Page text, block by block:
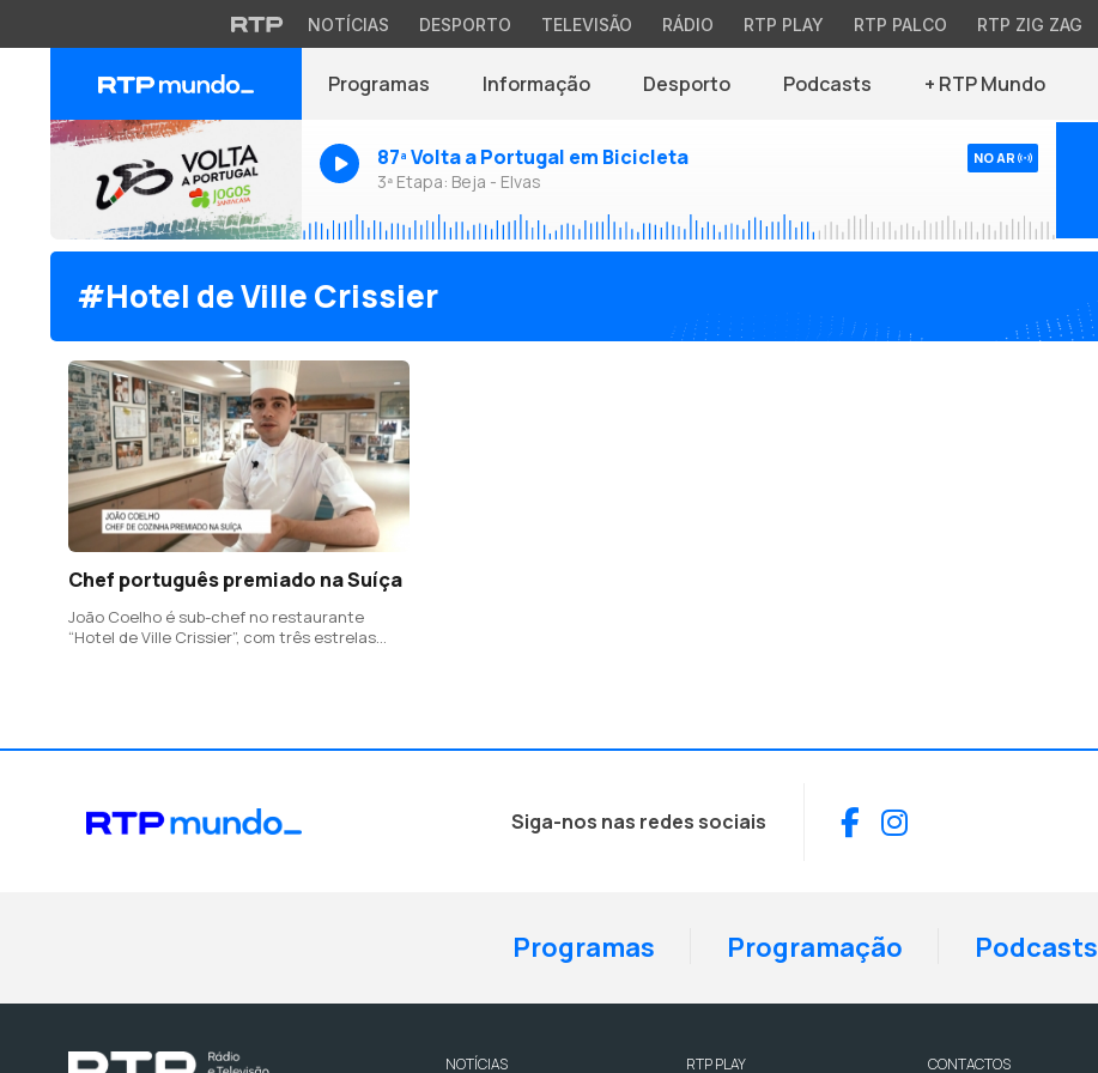
NOTÍCIAS DESPORTO TELEVISÃO RÁDIO RTP PLAY RTP PALCO RTP ZIG ZAG
Programas Informação Desporto Podcasts + RTP Mundo
87ª Volta a Portugal em Bicicleta
3ª Etapa: Beja - Elvas
NO AR
#Hotel de Ville Crissier
Chef português premiado na Suíça
João Coelho é sub-chef no restaurante
“Hotel de Ville Crissier”, com três estrelas
Siga-nos nas redes sociais Facebook
Instagram
Programas Programação Podcasts
NOTÍCIAS RTP PLAY CONTACTOS